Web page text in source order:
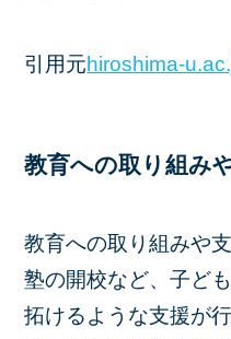
引用元hiroshima-
教育への取り組み
教育への取り組みや
塾の開校など、子ど
拓けるような支援が